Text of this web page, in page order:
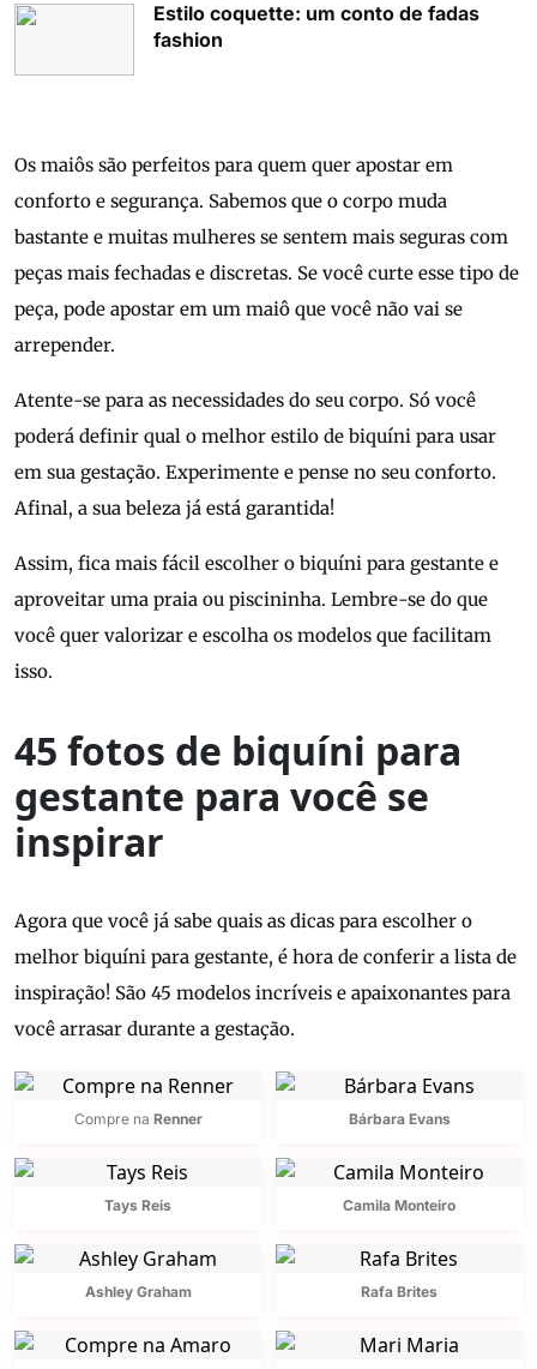
Estilo coquette: um conto de fadas
fashion
Os maiôs são perfeitos para quem quer apostar em
conforto e segurança. Sabemos que o corpo muda
bastante e muitas mulheres se sentem mais seguras com
peças mais fechadas e discretas. Se você curte esse tipo de
peça, pode apostar em um maiô que você não vai se
arrepender.
Atente-se para as necessidades do seu corpo. Só você
poderá definir qual o melhor estilo de biquíni para usar
em sua gestação. Experimente e pense no seu conforto.
Afinal, a sua beleza já está garantida!
Assim, fica mais fácil escolher o biquíni para gestante e
aproveitar uma praia ou piscininha. Lembre-se do que
você quer valorizar e escolha os modelos que facilitam
isso.
45 fotos de biquíni para
gestante para você se
inspirar
Agora que você já sabe quais as dicas para escolher o
melhor biquíni para gestante, é hora de conferir a lista de
inspiração! São 45 modelos incríveis e apaixonantes para
você arrasar durante a gestação.
Compre na Renner Bárbara Evans
Tays Reis Camila Monteiro
Ashley Graham Rafa Brites